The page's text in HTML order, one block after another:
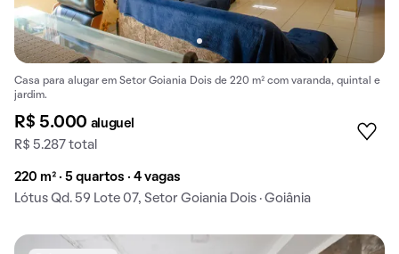
Casa para alugar em Setor Goiania Dois de 220 m² com varanda, quintal e
jardim.
R$ 5.000 aluguel
R$ 5.287 total
220 m² · 5 quartos · 4 vagas
Lótus Qd. 59 Lote 07, Setor Goiania Dois · Goiânia